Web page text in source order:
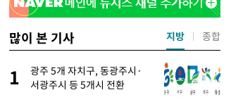
많이 본 기사
1
광주 5개 자치구, 동광주시·
서광주시 등 5개시 전환
지방 종합